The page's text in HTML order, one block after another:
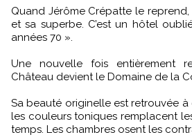
Quand Jérôme Crépatte le
et sa superbe. C’est un hôtel
années 70 ».
Une nouvelle fois entièrement
Château devient le Domaine de la
Sa beauté originelle est retrouvée
les couleurs toniques remplacent
temps. Les chambres osent les